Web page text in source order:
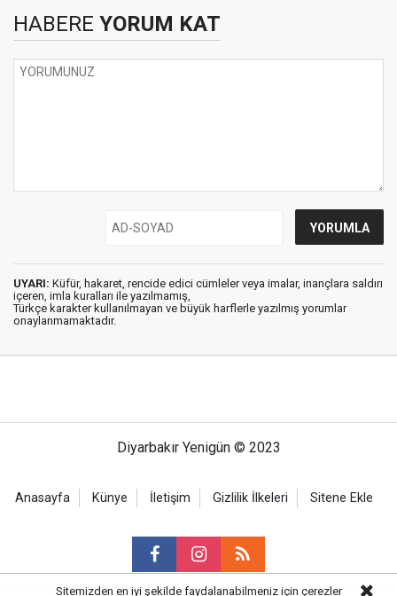
HABERE YORUM KAT
UYARI: Küfür, hakaret, rencide edici cümleler veya imalar, inançlara saldırı
içeren, imla kuralları ile yazılmamış,
Türkçe karakter kullanılmayan ve büyük harflerle yazılmış yorumlar
onaylanmamaktadır.
Diyarbakır Yenigün © 2023
Anasayfa Künye İletişim Gizlilik İlkeleri Sitene Ekle
Sitemizden en iyi şekilde faydalanabilmeniz için çerezler